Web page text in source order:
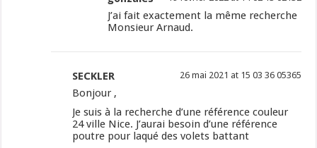
J’ai fait exactement la même recherche
Monsieur Arnaud.
SECKLER 26 mai 2021 at 15 03 36 05365
Bonjour ,
Je suis à la recherche d’une référence couleur
24 ville Nice. J’aurai besoin d’une référence
poutre pour laqué des volets battant